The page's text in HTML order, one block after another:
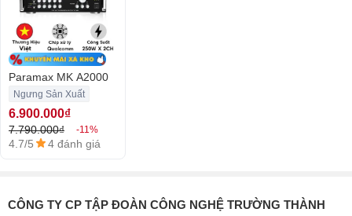
cao cấp được phối ghép cùng, mang đến một không gian âm nhạc
sống động và tràn đầy năng lượng.
Paramax MK A2000
Ngưng Sản Xuất
6.900.000₫
7.790.000₫ -11%
4.7/5 4 đánh giá
CÔNG TY CP TẬP ĐOÀN CÔNG NGHỆ TRƯỜNG THÀNH